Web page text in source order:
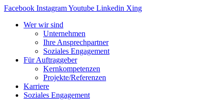
Facebook InstagramYoutube Linkedin Xing
Wer wir sind
Unternehmen
Ihre Ansprechpartner
Soziales Engagement
Für Auftraggeber
Kernkompetenzen
Projekte/Referenzen
Karriere
Soziales Engagement